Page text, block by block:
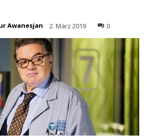
Awanesjan 2. März 2019 0